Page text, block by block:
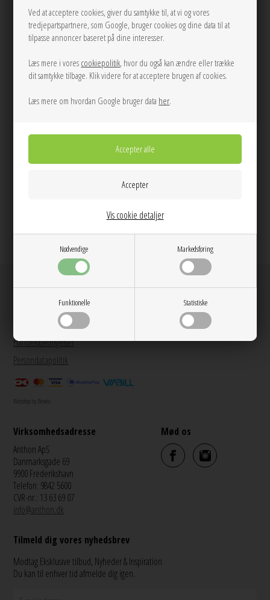
Ved at acceptere cookies, giver du samtykke til, at vi og vores
tredjepartspartnere, som Google, bruger cookies og dine data til at
tilpasse annoncer baseret på dine interesser.
Læs mere i vores cookiepolitik, hvor du også kan ændre eller trække
dit samtykke tilbage. Klik videre for at acceptere brugen af cookies.
Læs mere om hvordan Google bruger data her.
Nødvendige Markedsføring
Funktionelle Statistiske
Vis cookie detaljer
Farve:Chocolate Brown
Kvalitet:65% Bomuld, 32% Nylon, 3% Elasthan
Vask:Skånevask 30 grader
Pasform:Løs Pasform
Model str:
Modellen har str. 36 på
Dag til dag levering på hverdage
Stor kundetilfredshed
Gratis fragt v. køb over 600 DKK
Anthon ©
Handelsbetingelser
Persondatapolitik
Webshop by Bewise
Virksomhedsadresse
Anthon ApS
Danmarksgade 69
9900 Frederikshavn
Telefon: 9842 5600
CVR-nr.: 13 63 69 07
info@anthon.dk
Mød os
Tilmeld dig vores nyhedsbrev
Modtag Eksklusive tilbud, Nyheder & Inspiration
Du kan til enhver tid afmelde dig igen.